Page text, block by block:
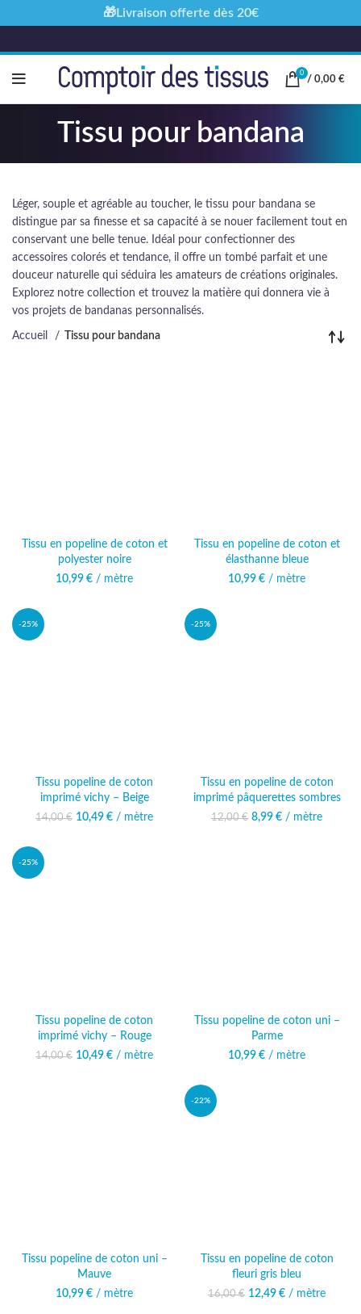
0
/ 0,00 €
Tissu pour bandana
Léger, souple et agréable au toucher, le tissu pour bandana se
distingue par sa finesse et sa capacité à se nouer facilement tout en
conservant une belle tenue. Idéal pour confectionner des
accessoires colorés et tendance, il offre un tombé parfait et une
douceur naturelle qui séduira les amateurs de créations originales.
Explorez notre collection et trouvez la matière qui donnera vie à
vos projets de bandanas personnalisés.
Accueil Tissu pour bandana
Tissu en popeline de coton et
polyester noire
10,99 € / mètre
Tissu en popeline de coton et
élasthanne bleue
10,99 € / mètre
-25%
Tissu popeline de coton
imprimé vichy – Beige
14,00€
Le prix initial était :
10,49 €
Le prix
/ mètre
-25%
Tissu en popeline de coton
imprimé pâquerettes sombres
12,00€ Le prix initial était :
8,99 € Le prix actuel
/ mètre
-25%
Tissu popeline de coton
imprimé vichy – Rouge
14,00€
Le prix initial était :
10,49 €
Le prix
/ mètre
Tissu popeline de coton uni –
Parme
10,99 € / mètre
Tissu popeline de coton uni –
Mauve
10,99 € / mètre
-22%
Tissu en popeline de coton
fleuri gris bleu
16,00€
Le prix initial était :
12,49 €
Le prix
/ mètre
🎁Livraison offerte dès 20€